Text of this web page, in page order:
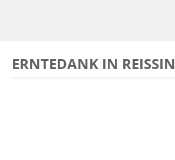
ERNTEDANK IN REISSING